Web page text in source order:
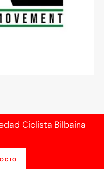
Ciclista Bilbaina